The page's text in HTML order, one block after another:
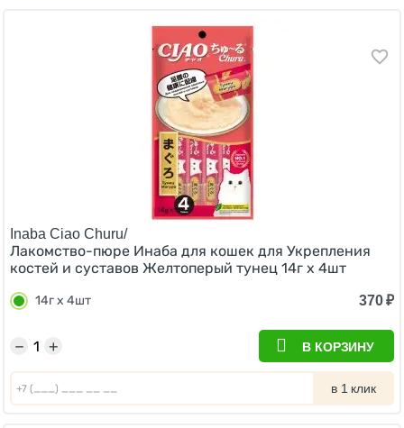
Inaba Ciao Churu/
Лакомство-пюре Инаба для кошек для Укрепления
костей и суставов Желтоперый тунец 14г х 4шт
14г х 4шт 370₽
+
− В КОРЗИНУ
в 1 клик